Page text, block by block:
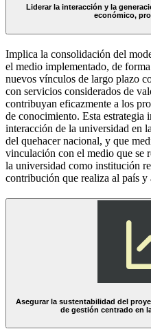
Liderar la interacción y la
económico,
Implica la consolidación del
el medio implementado, de
nuevos vínculos de largo plazo
con servicios considerados de
contribuyan eficazmente a los
de conocimiento. Esta estrategia
interacción de la universidad en
del quehacer nacional, y que
vinculación con el medio que se
la universidad como institución
contribución que realiza al país y
Asegurar la sustentabilidad del
de gestión centrado en